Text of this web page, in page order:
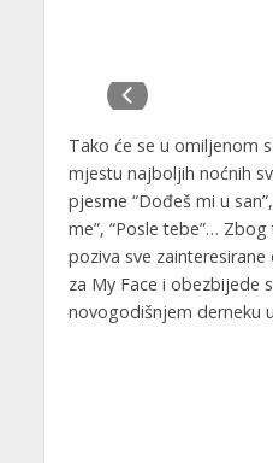
Tako će se u omiljenom
mjestu najboljih noćnih
pjesme “Dođeš mi u
me”, “Posle tebe”…
poziva sve
za My Face i obezbijede
novogodišnjem derneku